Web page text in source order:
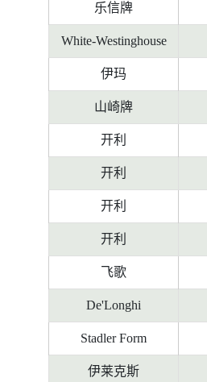
乐信牌
White-Westinghouse
伊玛
山崎牌
开利
开利
开利
开利
飞歌
De'Longhi
Stadler Form
伊莱克斯